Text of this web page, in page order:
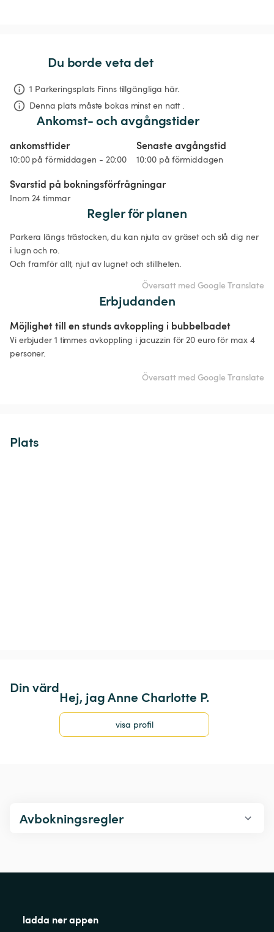
Du borde veta det
1 Parkeringsplats Finns tillgängliga här.
Denna plats måste bokas minst en natt .
Ankomst- och avgångstider
ankomsttider
10:00 på förmiddagen - 20:00
Senaste avgångstid
10:00 på förmiddagen
Svarstid på bokningsförfrågningar
Inom 24 timmar
Regler för planen
Parkera längs trästocken, du kan njuta av gräset och slå dig ner
i lugn och ro.
Och framför allt, njut av lugnet och stillheten.
Översatt med Google Translate
Erbjudanden
Möjlighet till en stunds avkoppling i bubbelbadet
Vi erbjuder 1 timmes avkoppling i jacuzzin för 20 euro för max 4
personer.
Översatt med Google Translate
Plats
Din värd
Hej, jag Anne Charlotte P.
visa profil
Avbokningsregler
ladda ner appen